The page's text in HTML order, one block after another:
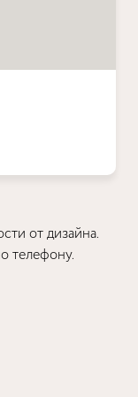
от дизайна.
телефону.